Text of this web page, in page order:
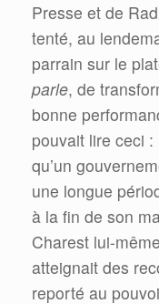
Presse et de
tenté, au
parrain sur le
parle, de
bonne
pouvait lire ceci
qu’un
une longue
à la fin de son
Charest lui-
atteignait des
reporté au